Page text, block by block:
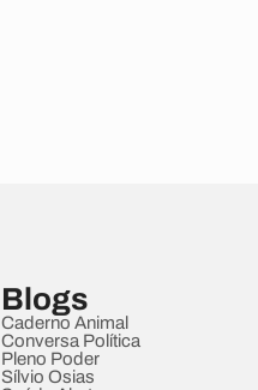
Blogs
Caderno Animal
Conversa Política
Pleno Poder
Sílvio Osias